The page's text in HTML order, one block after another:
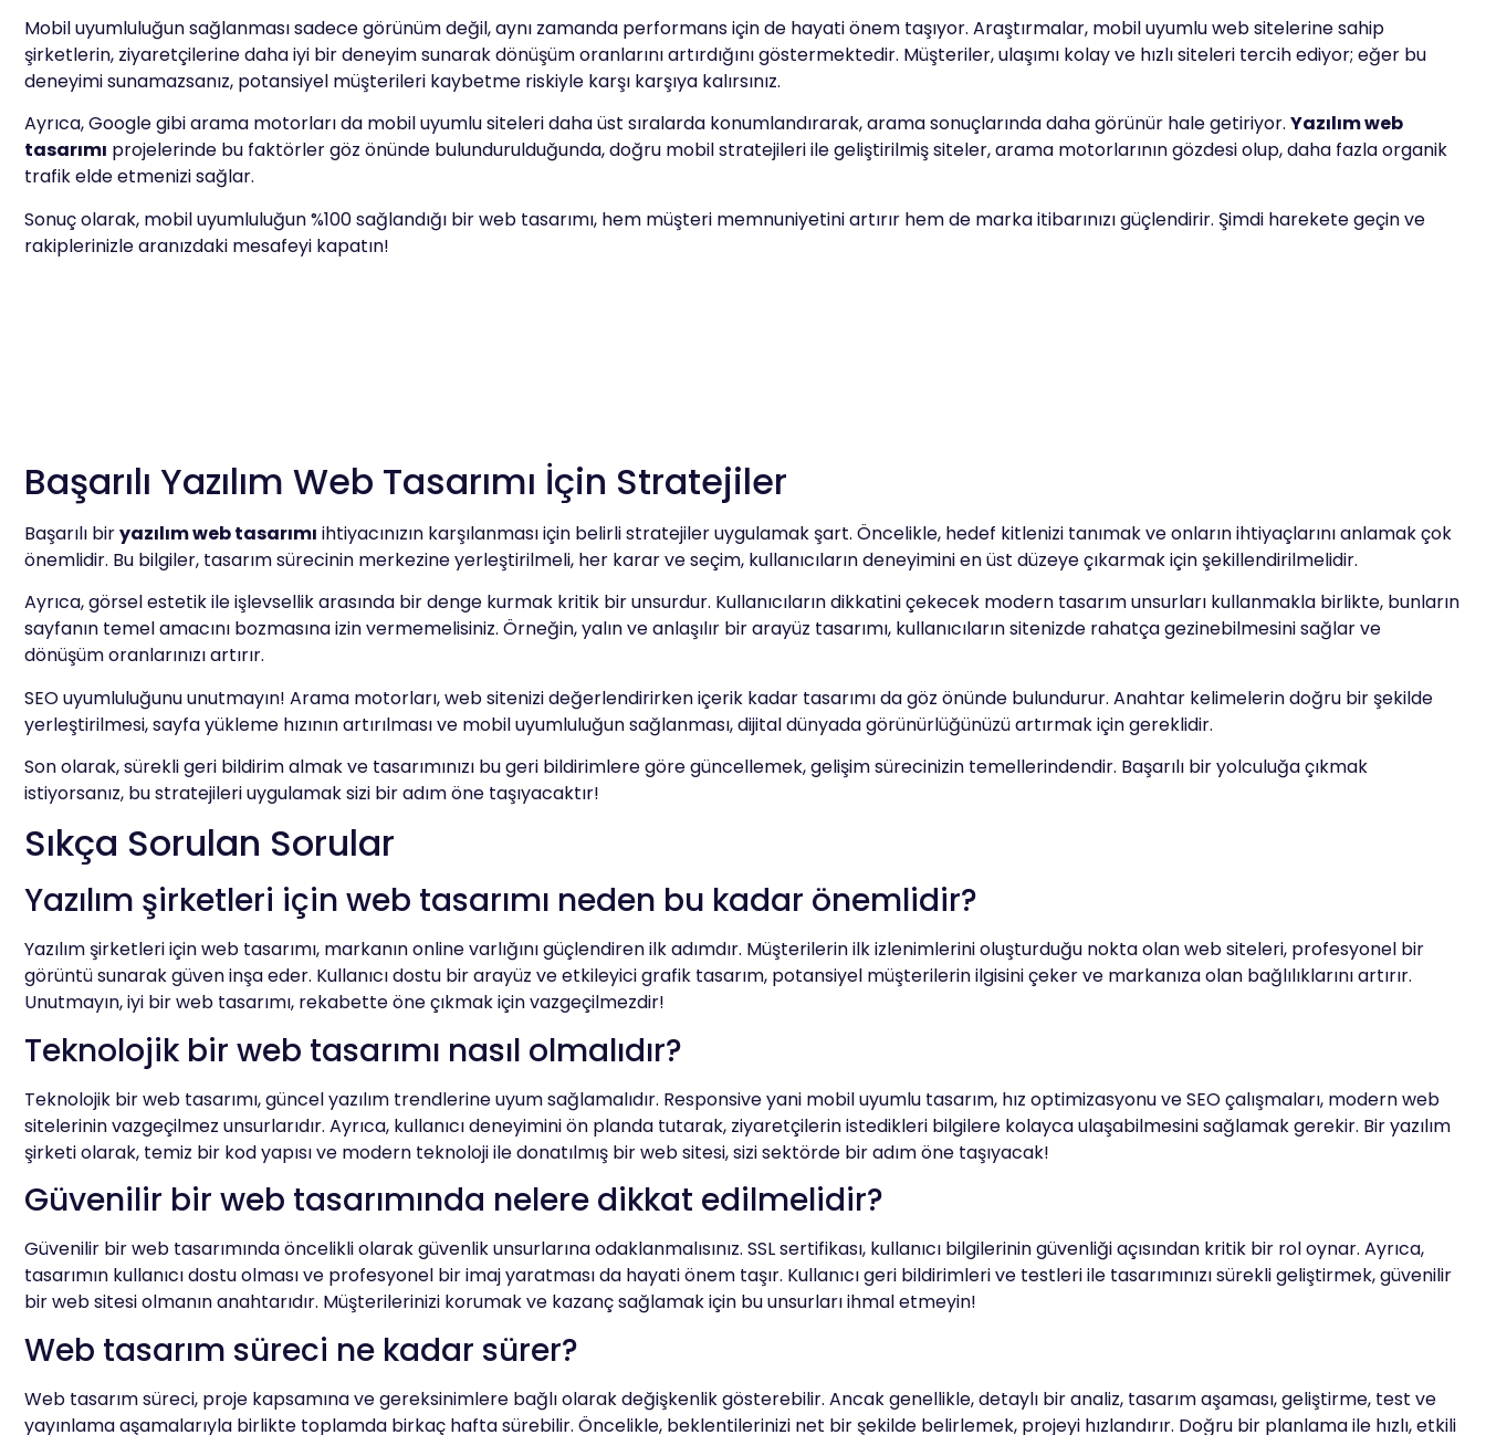
Mobil uyumluluğun sağlanması sadece görünüm değil, aynı zamanda performans için de hayati önem taşıyor. Araştırmalar, mobil uyumlu web sitelerine sahip
şirketlerin, ziyaretçilerine daha iyi bir deneyim sunarak dönüşüm oranlarını artırdığını göstermektedir. Müşteriler, ulaşımı kolay ve hızlı siteleri tercih ediyor; eğer bu
deneyimi sunamazsanız, potansiyel müşterileri kaybetme riskiyle karşı karşıya kalırsınız.
Ayrıca, Google gibi arama motorları da mobil uyumlu siteleri daha üst sıralarda konumlandırarak, arama sonuçlarında daha görünür hale getiriyor. Yazılım web
tasarımı projelerinde bu faktörler göz önünde bulundurulduğunda, doğru mobil stratejileri ile geliştirilmiş siteler, arama motorlarının gözdesi olup, daha fazla organik
trafik elde etmenizi sağlar.
Sonuç olarak, mobil uyumluluğun %100 sağlandığı bir web tasarımı, hem müşteri memnuniyetini artırır hem de marka itibarınızı güçlendirir. Şimdi harekete geçin ve
rakiplerinizle aranızdaki mesafeyi kapatın!
Başarılı Yazılım Web Tasarımı İçin Stratejiler
Başarılı biryazılım web tasarımı ihtiyacınızın karşılanması için belirli stratejiler uygulamak şart. Öncelikle, hedef kitlenizi tanımak ve onların ihtiyaçlarını anlamak çok
önemlidir. Bu bilgiler, tasarım sürecinin merkezine yerleştirilmeli, her karar ve seçim, kullanıcıların deneyimini en üst düzeye çıkarmak için şekillendirilmelidir.
Ayrıca, görsel estetik ile işlevsellik arasında bir denge kurmak kritik bir unsurdur. Kullanıcıların dikkatini çekecek modern tasarım unsurları kullanmakla birlikte, bunların
sayfanın temel amacını bozmasına izin vermemelisiniz. Örneğin, yalın ve anlaşılır bir arayüz tasarımı, kullanıcıların sitenizde rahatça gezinebilmesini sağlar ve
dönüşüm oranlarınızı artırır.
SEO uyumluluğunu unutmayın! Arama motorları, web sitenizi değerlendirirken içerik kadar tasarımı da göz önünde bulundurur. Anahtar kelimelerin doğru bir şekilde
yerleştirilmesi, sayfa yükleme hızının artırılması ve mobil uyumluluğun sağlanması, dijital dünyada görünürlüğünüzü artırmak için gereklidir.
Son olarak, sürekli geri bildirim almak ve tasarımınızı bu geri bildirimlere göre güncellemek, gelişim sürecinizin temellerindendir. Başarılı bir yolculuğa çıkmak
istiyorsanız, bu stratejileri uygulamak sizi bir adım öne taşıyacaktır!
Sıkça Sorulan Sorular
Yazılım şirketleri için web tasarımı neden bu kadar önemlidir?
Yazılım şirketleri için web tasarımı, markanın online varlığını güçlendiren ilk adımdır. Müşterilerin ilk izlenimlerini oluşturduğu nokta olan web siteleri, profesyonel bir
görüntü sunarak güven inşa eder. Kullanıcı dostu bir arayüz ve etkileyici grafik tasarım, potansiyel müşterilerin ilgisini çeker ve markanıza olan bağlılıklarını artırır.
Unutmayın, iyi bir web tasarımı, rekabette öne çıkmak için vazgeçilmezdir!
Teknolojik bir web tasarımı nasıl olmalıdır?
Teknolojik bir web tasarımı, güncel yazılım trendlerine uyum sağlamalıdır. Responsive yani mobil uyumlu tasarım, hız optimizasyonu ve SEO çalışmaları, modern web
sitelerinin vazgeçilmez unsurlarıdır. Ayrıca, kullanıcı deneyimini ön planda tutarak, ziyaretçilerin istedikleri bilgilere kolayca ulaşabilmesini sağlamak gerekir. Bir yazılım
şirketi olarak, temiz bir kod yapısı ve modern teknoloji ile donatılmış bir web sitesi, sizi sektörde bir adım öne taşıyacak!
Güvenilir bir web tasarımında nelere dikkat edilmelidir?
Güvenilir bir web tasarımında öncelikli olarak güvenlik unsurlarına odaklanmalısınız. SSL sertifikası, kullanıcı bilgilerinin güvenliği açısından kritik bir rol oynar. Ayrıca,
tasarımın kullanıcı dostu olması ve profesyonel bir imaj yaratması da hayati önem taşır. Kullanıcı geri bildirimleri ve testleri ile tasarımınızı sürekli geliştirmek, güvenilir
bir web sitesi olmanın anahtarıdır. Müşterilerinizi korumak ve kazanç sağlamak için bu unsurları ihmal etmeyin!
Web tasarım süreci ne kadar sürer?
Web tasarım süreci, proje kapsamına ve gereksinimlere bağlı olarak değişkenlik gösterebilir. Ancak genellikle, detaylı bir analiz, tasarım aşaması, geliştirme, test ve
yayınlama aşamalarıyla birlikte toplamda birkaç hafta sürebilir. Öncelikle, beklentilerinizi net bir şekilde belirlemek, projeyi hızlandırır. Doğru bir planlama ile hızlı, etkili